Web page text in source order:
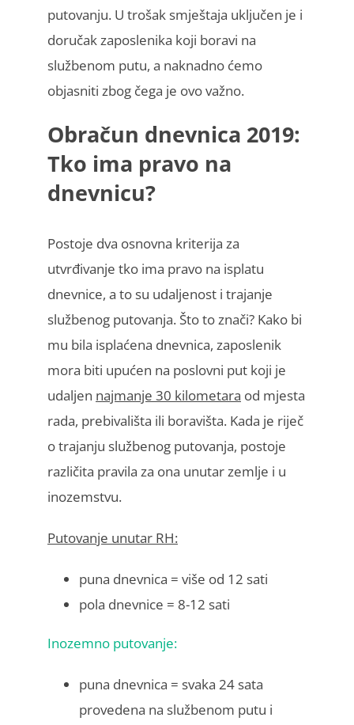
putovanju. U trošak smještaja uključen je i
doručak zaposlenika koji boravi na
službenom putu, a naknadno ćemo
objasniti zbog čega je ovo važno.
Obračun dnevnica 2019:
Tko ima pravo na
dnevnicu?
Postoje dva osnovna kriterija za
utvrđivanje tko ima pravo na isplatu
dnevnice, a to su udaljenost i trajanje
službenog putovanja. Što to znači? Kako bi
mu bila isplaćena dnevnica, zaposlenik
mora biti upućen na poslovni put koji je
udaljen najmanje 30 kilometara od mjesta
rada, prebivališta ili boravišta. Kada je riječ
o trajanju službenog putovanja, postoje
različita pravila za ona unutar zemlje i u
inozemstvu.
Putovanje unutar RH:
puna dnevnica = više od 12 sati
pola dnevnice = 8-12 sati
Inozemno putovanje:
puna dnevnica = svaka 24 sata
provedena na službenom putu i